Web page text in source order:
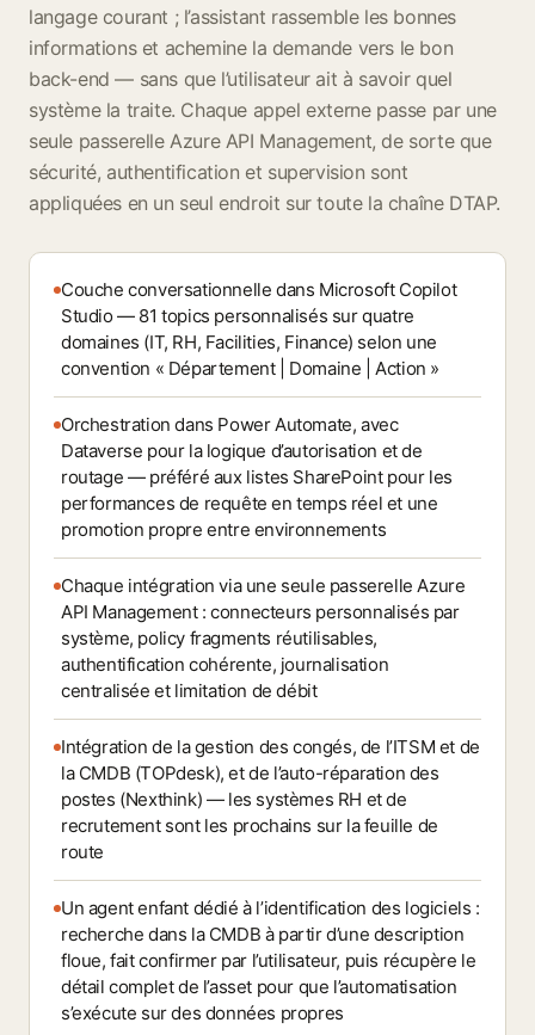
langage courant ; l’assistant rassemble les bonnes
informations et achemine la demande vers le bon
back-end — sans que l’utilisateur ait à savoir quel
système la traite. Chaque appel externe passe par une
seule passerelle Azure API Management, de sorte que
sécurité, authentification et supervision sont
appliquées en un seul endroit sur toute la chaîne DTAP.
Couche conversationnelle dans Microsoft Copilot
Studio — 81 topics personnalisés sur quatre
domaines (IT, RH, Facilities, Finance) selon une
convention « Département | Domaine | Action »
Orchestration dans Power Automate, avec
Dataverse pour la logique d’autorisation et de
routage — préféré aux listes SharePoint pour les
performances de requête en temps réel et une
promotion propre entre environnements
Chaque intégration via une seule passerelle Azure
API Management : connecteurs personnalisés par
système, policy fragments réutilisables,
authentification cohérente, journalisation
centralisée et limitation de débit
Intégration de la gestion des congés, de l’ITSM et de
la CMDB (TOPdesk), et de l’auto-réparation des
postes (Nexthink) — les systèmes RH et de
recrutement sont les prochains sur la feuille de
route
Un agent enfant dédié à l’identification des logiciels :
recherche dans la CMDB à partir d’une description
floue, fait confirmer par l’utilisateur, puis récupère le
détail complet de l’asset pour que l’automatisation
s’exécute sur des données propres